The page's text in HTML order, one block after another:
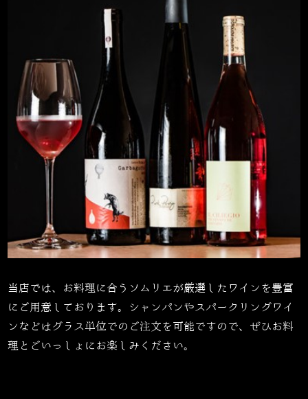
当店では、お料理に合うソムリエが厳選したワインを豊富
にご用意しております。シャンパンやスパークリングワイ
ンなどはグラス単位でのご注文を可能ですので、ぜひお料
理とごいっしょにお楽しみください。